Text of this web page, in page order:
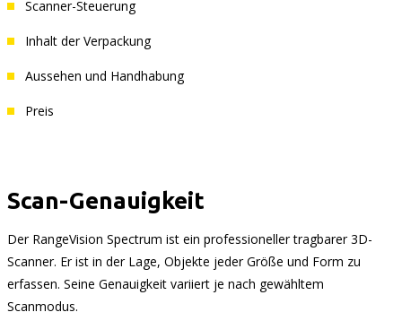
Scanner-Steuerung
Inhalt der Verpackung
Aussehen und Handhabung
Preis
Scan-Genauigkeit
Der RangeVision Spectrum ist ein professioneller tragbarer 3D-
Scanner. Er ist in der Lage, Objekte jeder Größe und Form zu
erfassen. Seine Genauigkeit variiert je nach gewähltem
Scanmodus.